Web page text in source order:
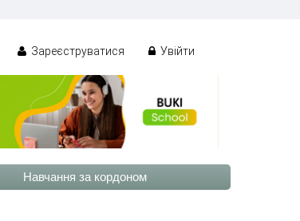
Зареєструватися Увійти
Навчання за кордоном